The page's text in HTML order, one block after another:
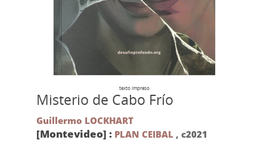
texto impreso
Misterio de Cabo Frío
Guillermo LOCKHART
[Montevideo] : PLAN CEIBAL , c2021